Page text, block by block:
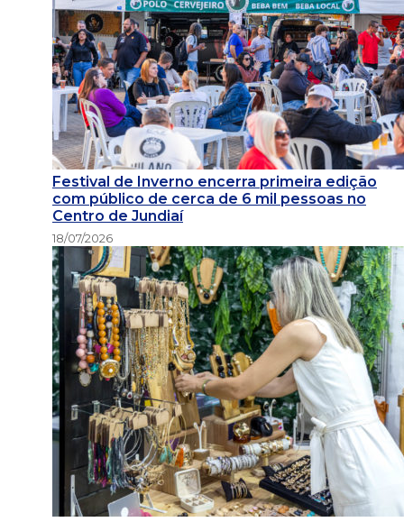
Festival de Inverno encerra primeira edição
com público de cerca de 6 mil pessoas no
Centro de Jundiaí
18/07/2026